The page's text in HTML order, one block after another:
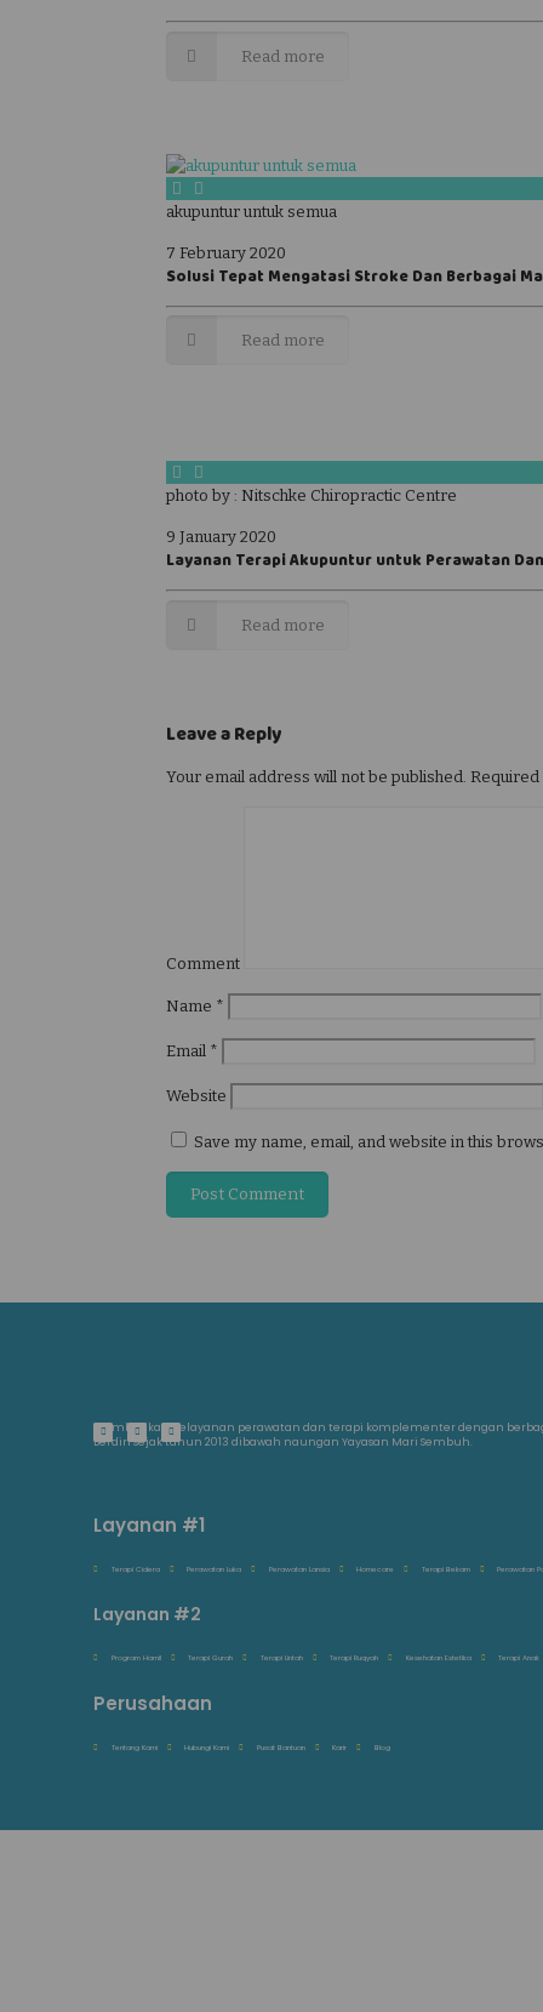
Read more
akupuntur untuk semua
7 February 2020
Solusi Tepat Mengatasi Stroke Dan Berbagai
Read more
photo by : Nitschke Chiropractic Centre
9 January 2020
Layanan Terapi Akupuntur untuk Perawatan
Read more
Leave a Reply
Your email address will not be published.
Comment
Name *
Email *
Website
Save my name, email, and website in this
Memberikan pelayanan perawatan dan terapi komplementer dengan
Berdiri sejak tahun 2013 dibawah naungan Yayasan Mari Sembuh.
Layanan #1
Terapi Cidera Perawatan Luka Perawatan Lansia Homecare Terapi Bekam Perawatan
Layanan #2
Program Hamil Terapi Gurah Terapi Lintah Terapi Ruqyah Kesehatan Estetika Terapi Anak
Perusahaan
Tentang Kami Hubungi Kami Pusat Bantuan Karir Blog